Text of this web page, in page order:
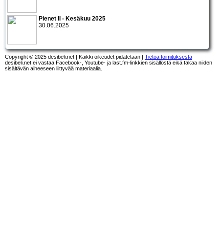
Pienet II - Kesäkuu 2025
30.06.2025
Copyright © 2025 desibeli.net | Kaikki oikeudet pidätetään | Tietoa toimituksesta
desibeli.net ei vastaa Facebook-, Youtube- ja last.fm-linkkien sisällöstä eikä takaa niiden
sisältävän aiheeseen liittyvää materiaalia.